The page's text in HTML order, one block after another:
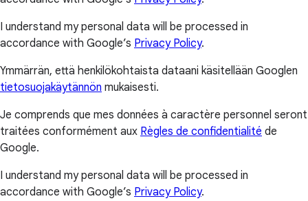
I understand my personal data will be processed in
accordance with Google’s Privacy Policy.
Ymmärrän, että henkilökohtaista dataani käsitellään Googlen
tietosuojakäytännön mukaisesti.
Je comprends que mes données à caractère personnel seront
traitées conformément aux Règles de confidentialité de
Google.
I understand my personal data will be processed in
accordance with Google’s Privacy Policy.